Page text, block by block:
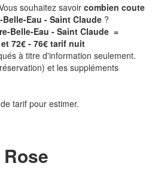
souhaitez savoir combien coute
Eau - Saint Claude ?
Belle-Eau - Saint Claude =
72€ - 76€ tarif nuit
à titre d'information seulement.
et les suppléments
tarif pour estimer.